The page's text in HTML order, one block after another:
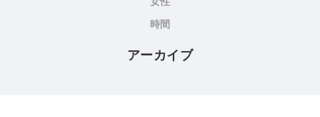
時間
アーカイブ